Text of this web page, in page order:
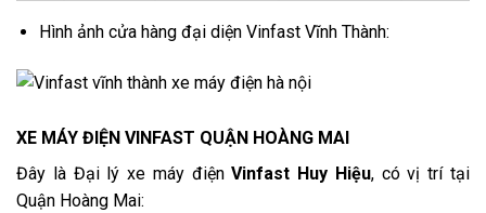
Hình ảnh cửa hàng đại diện Vinfast Vĩnh Thành:
XE MÁY ĐIỆN VINFAST QUẬN HOÀNG MAI
Đây là Đại lý xe máy điệnVinfast Huy Hiệu, có vị trí tại
Quận Hoàng Mai: